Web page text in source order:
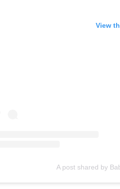
View
A post shared by